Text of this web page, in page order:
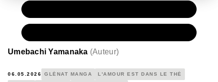
Umebachi Yamanaka (Auteur)
06.05.2026 GLÉNAT MANGA L'AMOUR EST DANS LE THÉ